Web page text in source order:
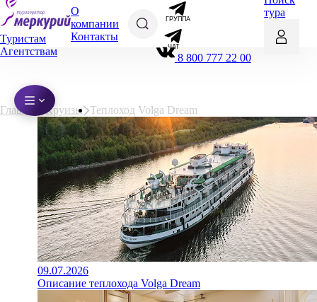
Туристам
Агентствам
О
компании
Контакты
ГРУППА
ЧАТ
8 800 777 22 00
тура
Главная Круизы Теплоход Volga Dream
09.07.2026
Описание теплохода Volga Dream